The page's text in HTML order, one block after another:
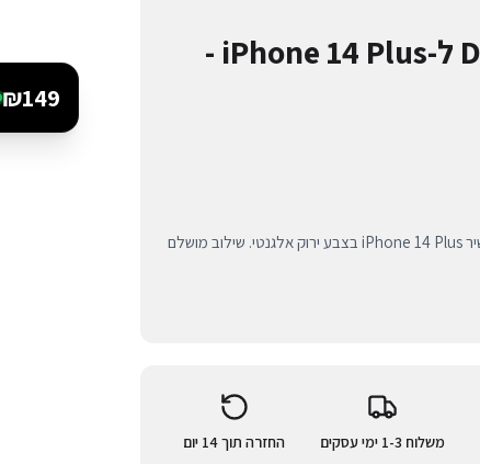
₪149
כיסוי סיליקון Decoded ל-iPhone 14 Plus -
כיסוי סיליקון פרימיום מבית DECODED למכשיר iPhone 14 Plus בצבע ירוק אלגנטי. שילוב מושלם
משלוח 1-3 ימי עסקים החזרה תוך 14 יום